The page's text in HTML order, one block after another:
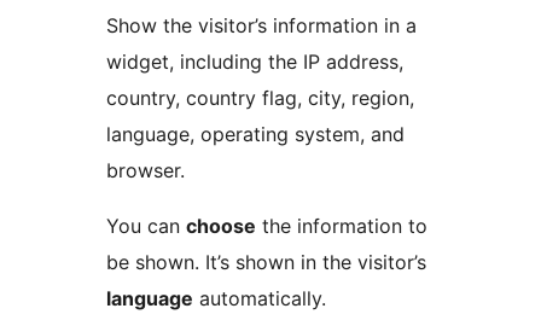
Show the visitor’s information in a
widget, including the IP address,
country, country flag, city, region,
language, operating system, and
browser.
You can choose the information to
be shown. It’s shown in the visitor’s
language automatically.